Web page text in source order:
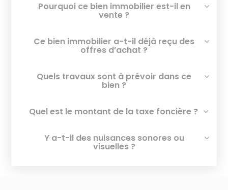
Pourquoi ce bien immobilier est-il en
vente ?
Ce bien immobilier a-t-il déjà reçu des
offres d’achat ?
Quels travaux sont à prévoir dans ce
bien ?
Quel est le montant de la taxe foncière ?
Y a-t-il des nuisances sonores ou
visuelles ?